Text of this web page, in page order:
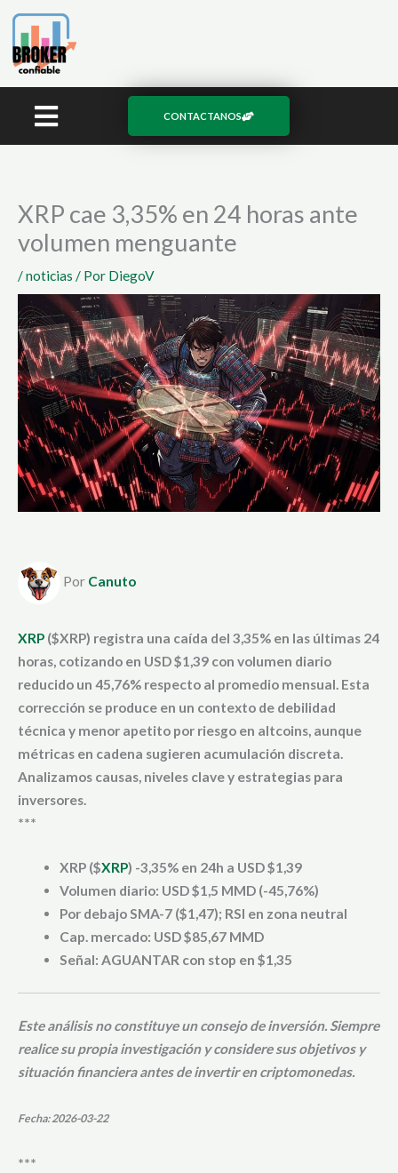
contenido
CONTACTANOS
XRP cae 3,35% en 24 horas ante
volumen menguante
/noticias / Por DiegoV
Por Canuto
XRP ($XRP) registra una caída del 3,35% en las últimas 24
horas, cotizando en USD $1,39 con volumen diario
reducido un 45,76% respecto al promedio mensual. Esta
corrección se produce en un contexto de debilidad
técnica y menor apetito por riesgo en altcoins, aunque
métricas en cadena sugieren acumulación discreta.
Analizamos causas, niveles clave y estrategias para
inversores.
***
XRP ($XRP) -3,35% en 24h a USD $1,39
Volumen diario: USD $1,5 MMD (-45,76%)
Por debajo SMA-7 ($1,47); RSI en zona neutral
Cap. mercado: USD $85,67 MMD
Señal: AGUANTAR con stop en $1,35
Este análisis no constituye un consejo de inversión. Siempre
realice su propia investigación y considere sus objetivos y
situación financiera antes de invertir en criptomonedas.
Fecha: 2026-03-22
***